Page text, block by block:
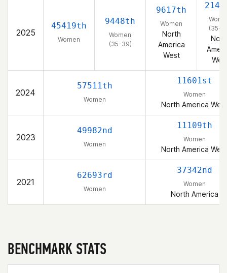
2025
45419th
Women
9448th
Women
(35-39)
9617th
Women
North
America
West
(35-
2024
57511th
Women
11601st
Women
North America West
2023
49982nd
Women
11109th
Women
North America West
2021
62693rd
Women
37342nd
Women
North America
BENCHMARK STATS